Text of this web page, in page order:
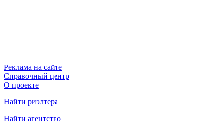
Реклама на сайте
Справочный центр
О проекте
Найти риэлтера
Найти агентство